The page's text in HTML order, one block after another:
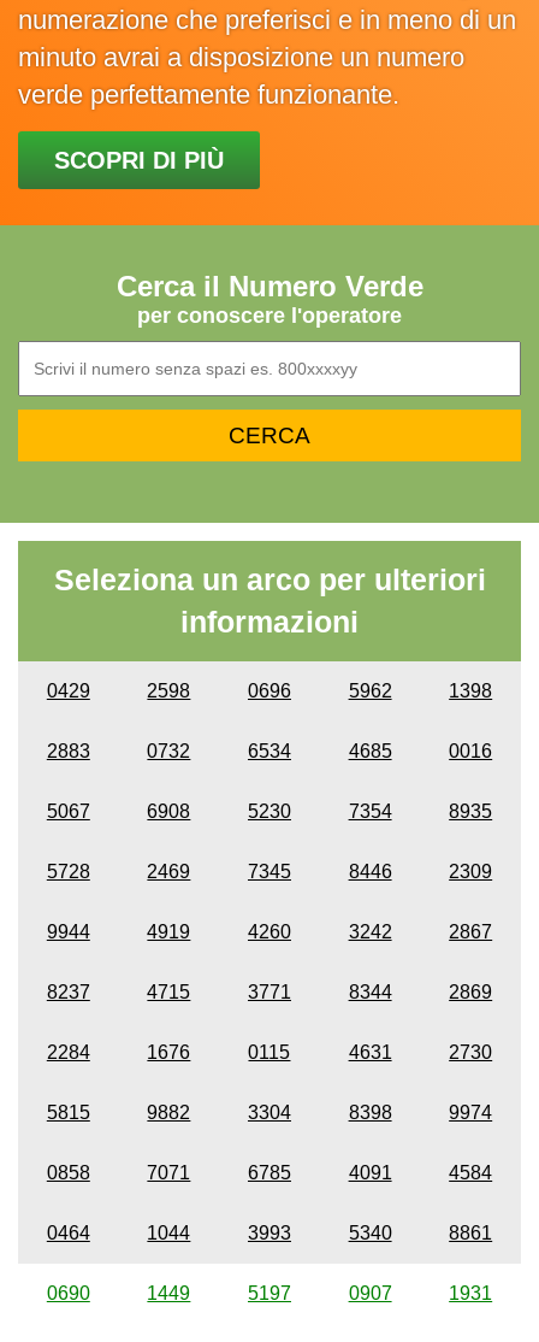
numerazione che preferisci e in meno di un
minuto avrai a disposizione un numero
verde perfettamente funzionante.
SCOPRI DI PIÙ
Cerca il Numero Verde
per conoscere l'operatore
Seleziona un arco per ulteriori
informazioni
0429 2598 0696 5962 1398
2883 0732 6534 4685 0016
5067 6908 5230 7354 8935
5728 2469 7345 8446 2309
9944 4919 4260 3242 2867
8237 4715 3771 8344 2869
2284 1676 0115 4631 2730
5815 9882 3304 8398 9974
0858 7071 6785 4091 4584
0464 1044 3993 5340 8861
0690 1449 5197 0907 1931